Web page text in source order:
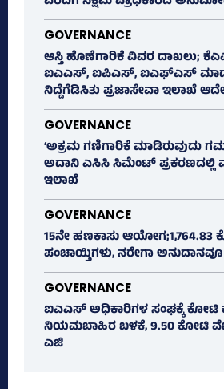
GOVERNANCE
ಆಸ್ತಿ ಹೊಣೆಗಾರಿಕೆ ವಿವರ ದಾಖಲು;
ಐಎಎಸ್‌, ಐಪಿಎಸ್‌, ಐಎಫ್‌ಎಸ್‌ ಮಾದರಿ
ನಿದ್ದೆಗೆಡಿಸಿತು ಪ್ರಜಾಸೇವಾ ಇಲಾಖೆ
GOVERNANCE
‘ಅಕ್ರಮ ಗಣಿಗಾರಿಕೆ ಮಾಡಿರುವುದು
ಅದಾನಿ ಎಸಿಸಿ ಸಿಮೆಂಟ್
ಇಲಾಖೆ
GOVERNANCE
15ನೇ ಹಣಕಾಸು
ಪಂಚಾಯ್ತಿಗಳು, ನರೇಗಾ
GOVERNANCE
ಐಎಎಸ್‌ ಅಧಿಕಾರಿಗಳ ಸಂಘಕ್ಕೆ ಕೋಟಿ
ನಿಯಮಬಾಹಿರ ಬಳಕೆ, 9.50 ಕೋಟಿ
ಎಜಿ